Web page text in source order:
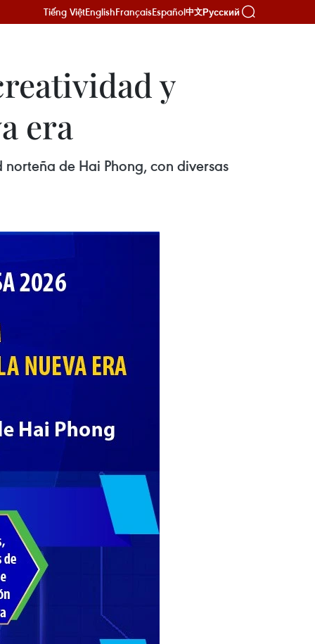
Tiếng ViệtEnglishFrançaisEspañol中文Русский
y
era
de Hai Phong, con diversas